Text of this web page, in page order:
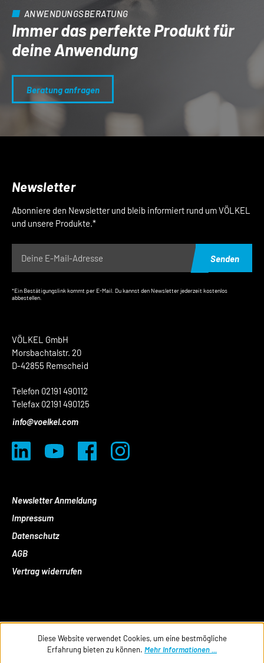
ANWENDUNGSBERATUNG
Immer das perfekte Produkt für
deine Anwendung
Beratung anfragen
VÖLKEL GmbH
Morsbachtalstr. 20
D-42855 Remscheid
Telefon 02191 490112
Telefax 02191 490125
info@voelkel.com
Newsletter Anmeldung
Impressum
Datenschutz
AGB
Vertrag widerrufen
Newsletter
Abonniere den Newsletter und bleib informiert rund um VÖLKEL
und unsere Produkte.*
Senden
*Ein Bestätigungslink kommt per E-Mail. Du kannst den Newsletter jederzeit kostenlos
abbestellen.
Diese Website verwendet Cookies, um eine bestmögliche
Erfahrung bieten zu können. Mehr Informationen ...